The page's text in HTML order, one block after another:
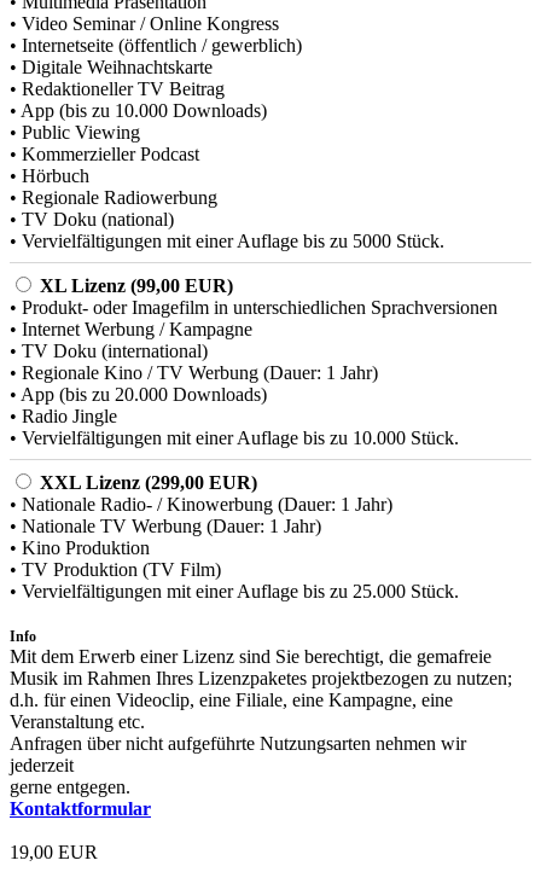
• Video Seminar / Online Kongress
• Internetseite (öffentlich / gewerblich)
• Digitale Weihnachtskarte
• Redaktioneller TV Beitrag
• App (bis zu 10.000 Downloads)
• Public Viewing
• Kommerzieller Podcast
• Hörbuch
• Regionale Radiowerbung
• TV Doku (national)
• Vervielfältigungen mit einer Auflage bis zu 5000 Stück.
XL Lizenz (99,00 EUR)
• Produkt- oder Imagefilm in unterschiedlichen Sprachversionen
• Internet Werbung / Kampagne
• TV Doku (international)
• Regionale Kino / TV Werbung (Dauer: 1 Jahr)
• App (bis zu 20.000 Downloads)
• Radio Jingle
• Vervielfältigungen mit einer Auflage bis zu 10.000 Stück.
XXL Lizenz (299,00 EUR)
• Nationale Radio- / Kinowerbung (Dauer: 1 Jahr)
• Nationale TV Werbung (Dauer: 1 Jahr)
• Kino Produktion
• TV Produktion (TV Film)
• Vervielfältigungen mit einer Auflage bis zu 25.000 Stück.
Info
Mit dem Erwerb einer Lizenz sind Sie berechtigt, die gemafreie
Musik im Rahmen Ihres Lizenzpaketes projektbezogen zu nutzen;
d.h. für einen Videoclip, eine Filiale, eine Kampagne, eine
Veranstaltung etc.
Anfragen über nicht aufgeführte Nutzungsarten nehmen wir
jederzeit
gerne entgegen.
Kontaktformular
19,00 EUR